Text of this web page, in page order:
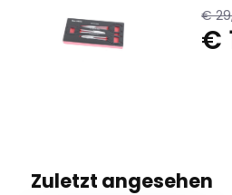
€
€
Zuletzt angesehen